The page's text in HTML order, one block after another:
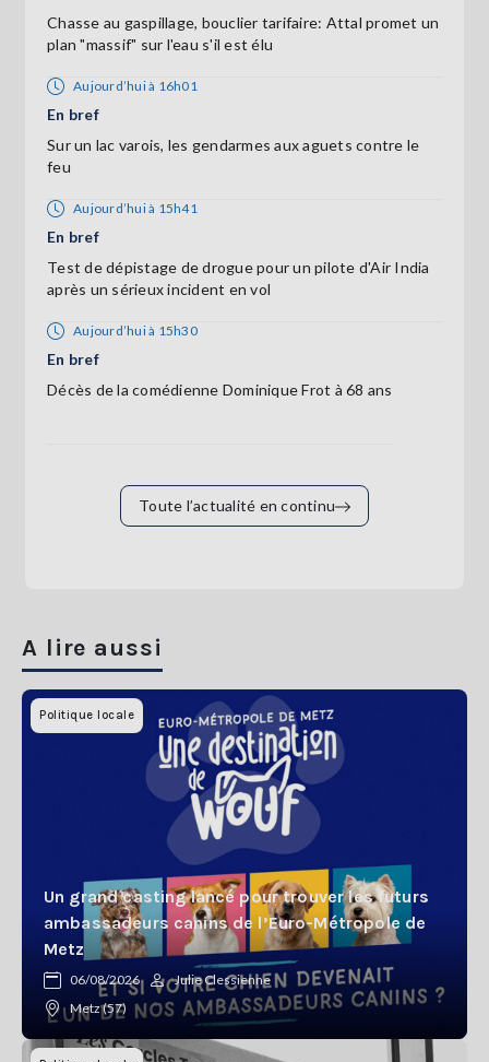
Chasse au gaspillage, bouclier tarifaire: Attal promet un
plan "massif" sur l'eau s'il est élu
Aujourd’hui à 16h01
En bref
Sur un lac varois, les gendarmes aux aguets contre le
feu
Aujourd’hui à 15h41
En bref
Test de dépistage de drogue pour un pilote d'Air India
après un sérieux incident en vol
Aujourd’hui à 15h30
En bref
Décès de la comédienne Dominique Frot à 68 ans
Toute l’actualité en continu
A lire aussi
Politique locale
Un grand casting lancé pour trouver les futurs
ambassadeurs canins de l’Euro-Métropole de
Metz
06/08/2026
Julie Clessienne
Metz (57)